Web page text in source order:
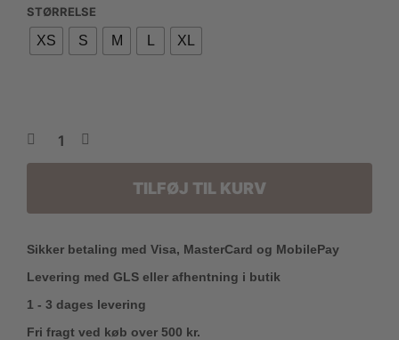
pris
var:
STØRRELSE
XS S M XL
TILFØJ TIL KURV
Sikker betaling med Visa, MasterCard og MobilePay
Levering med GLS eller afhentning i butik
1 - 3 dages levering
Fri fragt ved køb over 500 kr.